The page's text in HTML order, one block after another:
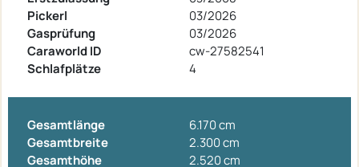
Pickerl
03/2026
Gasprüfung
03/2026
Caraworld ID
cw-27582541
Schlafplätze
4
Gesamtlänge
6.170 cm
Gesamtbreite
2.300 cm
Gesamthöhe
2.520 cm